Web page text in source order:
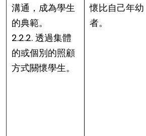
溝通，成為學生
的典範。
2.2.2. 透過集體
的或個別的照顧
方式關懷學生。
懷比自己年幼
者。